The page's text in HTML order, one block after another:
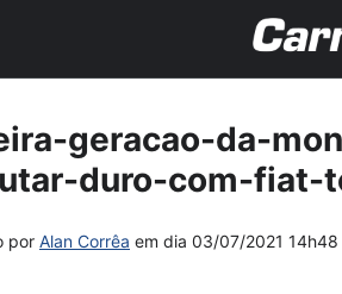
geracao-da-
duro-com-fiat-
por Alan Corrêa em dia 03/07/2021 14h48